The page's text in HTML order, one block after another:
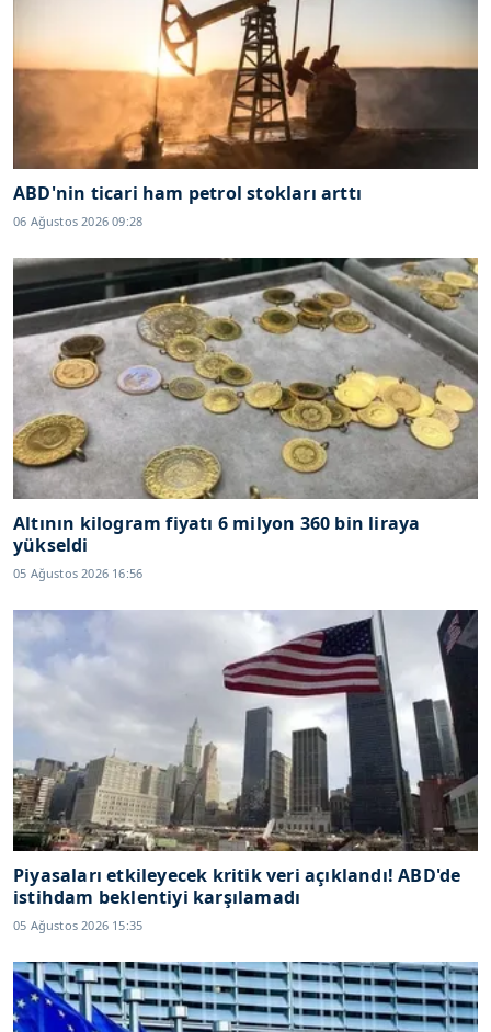
ABD'nin ticari ham petrol stokları arttı
06 Ağustos 2026 09:28
Altının kilogram fiyatı 6 milyon 360 bin liraya
yükseldi
05 Ağustos 2026 16:56
Piyasaları etkileyecek kritik veri açıklandı! ABD'de
istihdam beklentiyi karşılamadı
05 Ağustos 2026 15:35